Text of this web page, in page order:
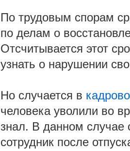
По трудовым спорам
по делам о
Отсчитывается этот
узнать о нарушении
Но случается в
человека уволили во
знал. В данном случае
сотрудник после